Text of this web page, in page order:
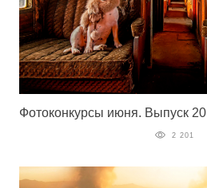
Фотоконкурсы июня. Выпуск 20
2 201